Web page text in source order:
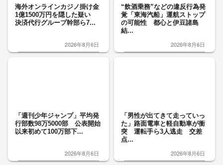
海外オンラインカジノ掛け金
1億1500万円を隠した疑い
決済代行グループ幹部ら7...
2026年8月6日
“飲酒乗務”などの違反行為発
覚「東海汽船」運航ストップ
の可能性 都心と伊豆諸島
結...
2026年8月6日
「週刊少年ジャンプ」平均発
行部数98万5000部 公表開始
以来初めて100万部下...
2026年8月6日
「男性が出てきて走っていっ
た」路面電車と軽自動車が衝
突 運転手ら3人逃走 交差
点...
2026年8月6日